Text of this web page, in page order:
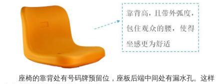
座椅的靠背处有号码牌预留位，座板后端中间处有漏水孔。这样